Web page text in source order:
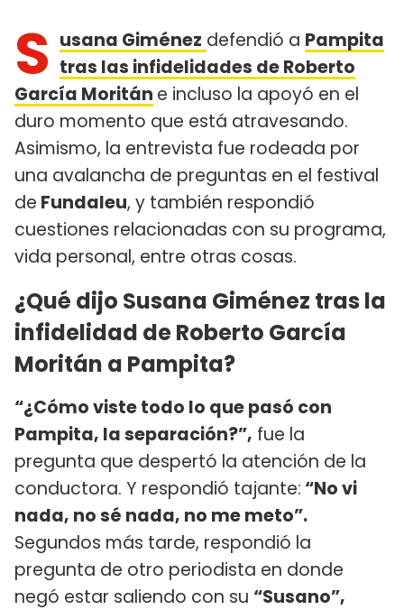
S usana Giménez defendió a Pampita
tras las infidelidades de Roberto
García Moritán e incluso la apoyó en el
duro momento que está atravesando.
Asimismo, la entrevista fue rodeada por
una avalancha de preguntas en el festival
de Fundaleu, y también respondió
cuestiones relacionadas con su programa,
vida personal, entre otras cosas.
¿Qué dijo Susana Giménez tras la
infidelidad de Roberto García
Moritán a Pampita?
“¿Cómo viste todo lo que pasó con
Pampita, la separación?”, fue la
pregunta que despertó la atención de la
conductora. Y respondió tajante: “No vi
nada, no sé nada, no me meto”.
Segundos más tarde, respondió la
pregunta de otro periodista en donde
negó estar saliendo con su “Susano”,